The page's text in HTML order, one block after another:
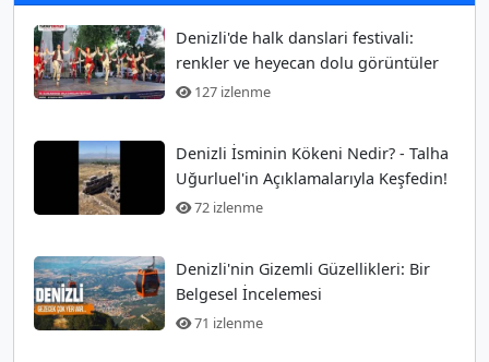
Denizli'de halk danslari festivali:
renkler ve heyecan dolu görüntüler
127 izlenme
Denizli İsminin Kökeni Nedir? - Talha
Uğurluel'in Açıklamalarıyla Keşfedin!
72 izlenme
Denizli'nin Gizemli Güzellikleri: Bir
Belgesel İncelemesi
71 izlenme